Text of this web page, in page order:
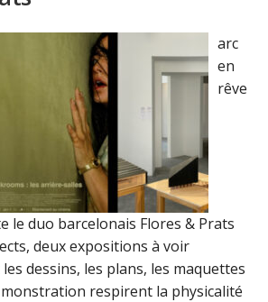
arc
en
rêve
le duo barcelonais Flores & Prats
deux expositions à voir
dessins, les plans, les maquettes
monstration respirent la physicalité